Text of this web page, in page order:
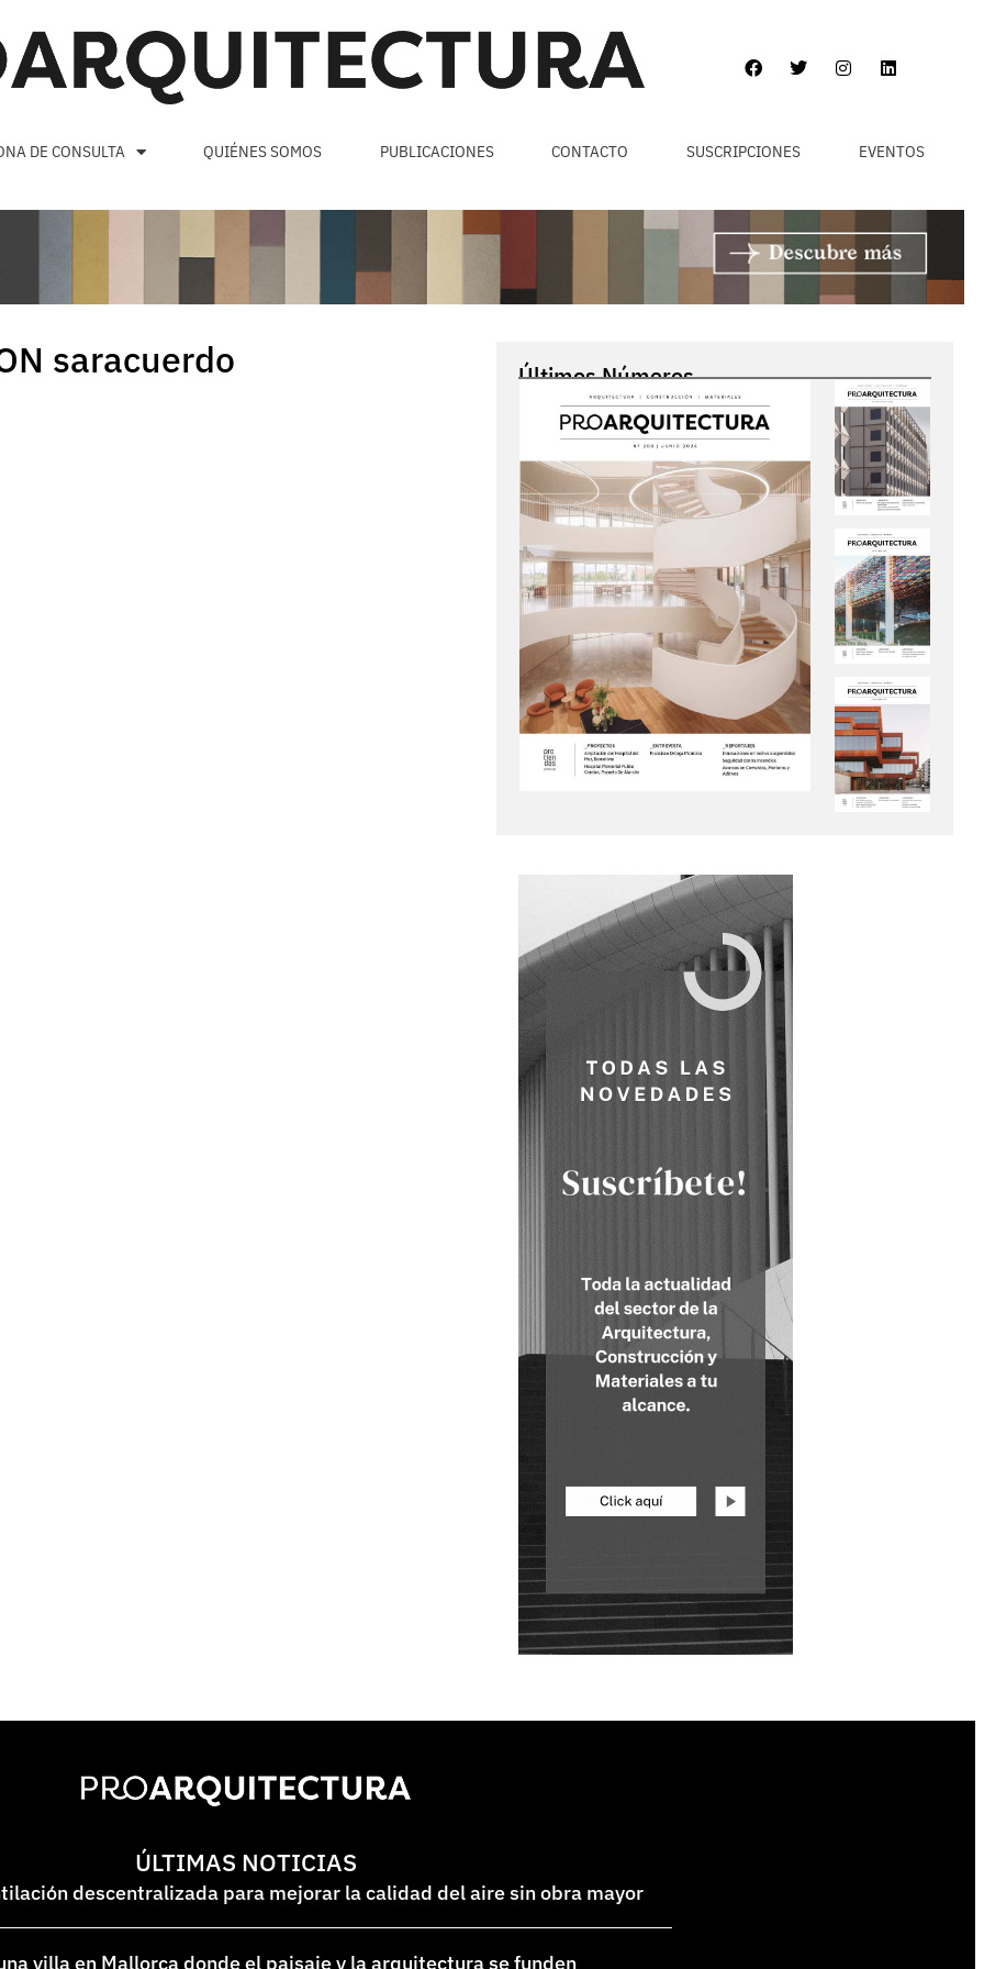
DE CONSULTA QUIÉNES SOMOS PUBLICACIONES CONTACTO SUSCRIPCIONES EVENTOS
saracuerdo Últimos Números
ÚLTIMAS NOTICIAS
descentralizada para mejorar la calidad del aire sin obra mayor
villa en Mallorca donde el paisaje y la arquitectura se funden